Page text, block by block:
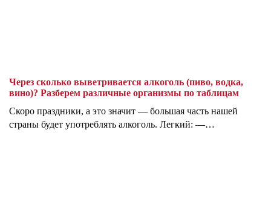
Через сколько выветривается алкоголь (пиво, водка,
вино)? Разберем различные организмы по таблицам
Скоро праздники, а это значит — большая часть нашей
страны будет употреблять алкоголь. Легкий: —…